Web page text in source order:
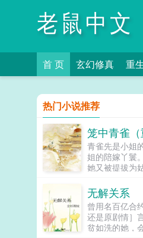
老鼠中文
首 页 玄幻修真 重
热门小说推荐
笼中青雀（
青雀先是小姐
姐的陪嫁丫鬟
她又被提拔为
就是我的孩子
青雀信了。她
养在小姐膝下
尚书，又做丞
长大，女儿如
无解关系
曾用名百亿合
还是原剧情］
贫如洗的她，